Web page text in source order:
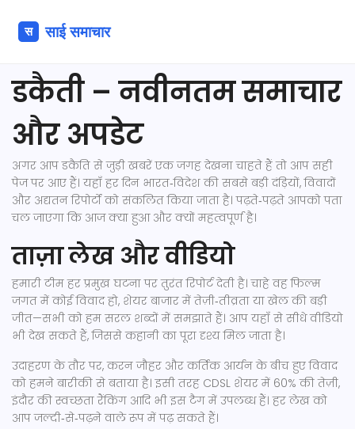
डकैती – नवीनतम समाचार
और अपडेट
अगर आप डकैति से जुड़ी खबरें एक जगह देखना चाहते हैं तो आप सही
पेज पर आए हैं। यहाँ हर दिन भारत‑विदेश की सबसे बड़ी दंड़ियों, विवादों
और अद्यतन रिपोर्टों को संकलित किया जाता है। पढ़ते‑पढ़ते आपको पता
चल जाएगा कि आज क्या हुआ और क्यों महत्वपूर्ण है।
ताज़ा लेख और वीडियो
हमारी टीम हर प्रमुख घटना पर तुरंत रिपोर्ट देती है। चाहे वह फिल्म
जगत में कोई विवाद हो, शेयर बाजार में तेज़ी‑तीव्रता या खेल की बड़ी
जीत—सभी को हम सरल शब्दों में समझाते हैं। आप यहाँ से सीधे वीडियो
भी देख सकते हैं, जिससे कहानी का पूरा दृश्य मिल जाता है।
उदाहरण के तौर पर, करन जौहर और कर्तिक आर्यन के बीच हुए विवाद
को हमने बारीकी से बताया है। इसी तरह CDSL शेयर में 60% की तेज़ी,
इंदौर की स्वच्छता रैंकिंग आदि भी इस टैग में उपलब्ध हैं। हर लेख को
आप जल्दी‑से‑पढ़ने वाले रूप में पढ़ सकते हैं।